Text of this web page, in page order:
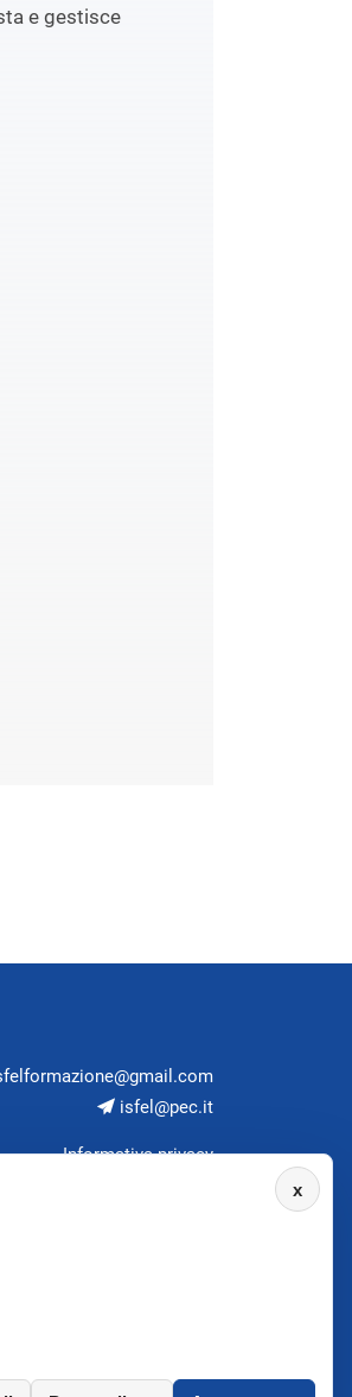
e gestisce
isfel@pec.it
Informativa privacy
x